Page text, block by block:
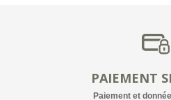
PAIEMENT
Paiement et